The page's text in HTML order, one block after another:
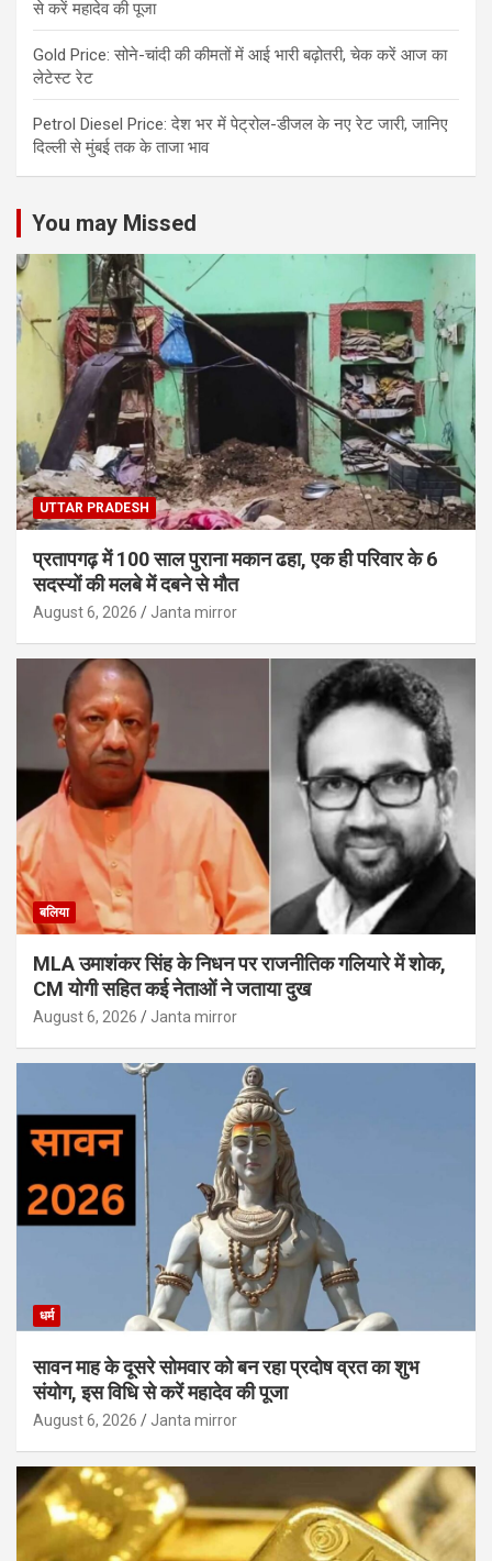
से करें महादेव की पूजा
Gold Price: सोने-चांदी की कीमतों में आई भारी बढ़ोतरी, चेक करें आज का
लेटेस्ट रेट
Petrol Diesel Price: देश भर में पेट्रोल-डीजल के नए रेट जारी, जानिए
दिल्ली से मुंबई तक के ताजा भाव
You may Missed
UTTAR PRADESH
प्रतापगढ़ में 100 साल पुराना मकान ढहा, एक ही परिवार के 6
सदस्यों की मलबे में दबने से मौत
August 6, 2026 Janta mirror
बलिया
MLA उमाशंकर सिंह के निधन पर राजनीतिक गलियारे में शोक,
CM योगी सहित कई नेताओं ने जताया दुख
August 6, 2026 Janta mirror
धर्म
सावन माह के दूसरे सोमवार को बन रहा प्रदोष व्रत का शुभ
संयोग, इस विधि से करें महादेव की पूजा
August 6, 2026 Janta mirror